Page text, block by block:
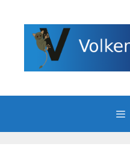
Inhalt
springen